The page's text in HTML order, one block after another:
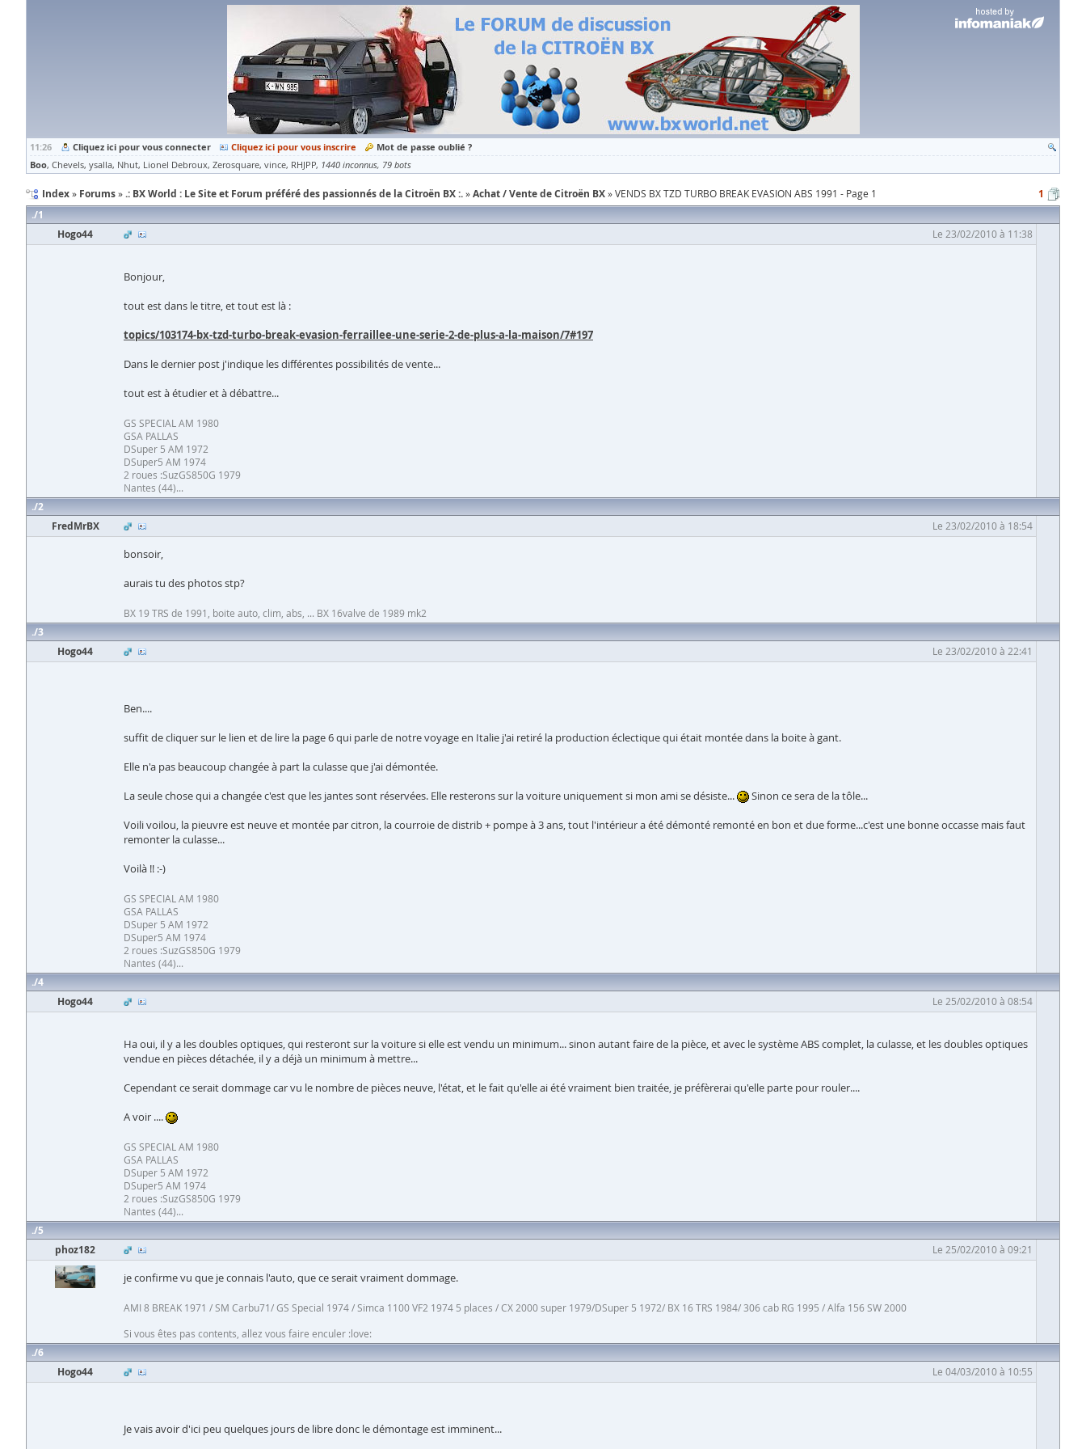
11:26 Cliquez ici pour vous connecter Cliquez ici pour vous inscrire
Mot de passe oublié ?
Boo Chevels ysalla Nhut Lionel Debroux Zerosquare vince RHJPP 1440 inconnus 79 bots
Index Forums .: BX World : Le Site et Forum préféré des passionnés de la Citroën BX :. Achat / Vente de Citroën BX VENDS BX TZD TURBO BREAK EVASION ABS 1991 - Page 1
1
1
Hogo44
Le 23/02/2010 à 11:38
Bonjour,
tout est dans le titre, et tout est là :
topics/103174-bx-tzd-turbo-break-evasion-ferraillee-une-serie-2-de-plus-a-la-maison/7#197
Dans le dernier post j'indique les différentes possibilités de vente...
tout est à étudier et à débattre...
GS SPECIAL AM 1980
GSA PALLAS
DSuper 5 AM 1972
DSuper5 AM 1974
2 roues :SuzGS850G 1979
Nantes (44)...
2
FredMrBX
Le 23/02/2010 à 18:54
bonsoir,
aurais tu des photos stp?
BX 19 TRS de 1991, boite auto, clim, abs, ... BX 16valve de 1989 mk2
3
Hogo44
Le 23/02/2010 à 22:41
Ben....
suffit de cliquer sur le lien et de lire la page 6 qui parle de notre voyage en Italie j'ai retiré la production éclectique qui était montée dans la boite à gant.
Elle n'a pas beaucoup changée à part la culasse que j'ai démontée.
La seule chose qui a changée c'est que les jantes sont réservées. Elle resterons sur la voiture uniquement si mon ami se désiste...
Sinon ce sera de la tôle...
Voili voilou, la pieuvre est neuve et montée par citron, la courroie de distrib + pompe à 3 ans, tout l'intérieur a été démonté remonté en bon et due forme...c'est une bonne occasse mais faut
remonter la culasse...
Voilà !! :-)
GS SPECIAL AM 1980
GSA PALLAS
DSuper 5 AM 1972
DSuper5 AM 1974
2 roues :SuzGS850G 1979
Nantes (44)...
4
Hogo44
Le 25/02/2010 à 08:54
Ha oui, il y a les doubles optiques, qui resteront sur la voiture si elle est vendu un minimum... sinon autant faire de la pièce, et avec le système ABS complet, la culasse, et les doubles optiques
vendue en pièces détachée, il y a déjà un minimum à mettre...
Cependant ce serait dommage car vu le nombre de pièces neuve, l'état, et le fait qu'elle ai été vraiment bien traitée, je préfèrerai qu'elle parte pour rouler....
A voir ....
GS SPECIAL AM 1980
GSA PALLAS
DSuper 5 AM 1972
DSuper5 AM 1974
2 roues :SuzGS850G 1979
Nantes (44)...
5
phoz182
Le 25/02/2010 à 09:21
je confirme vu que je connais l'auto, que ce serait vraiment dommage.
AMI 8 BREAK 1971 / SM Carbu71/ GS Special 1974 / Simca 1100 VF2 1974 5 places / CX 2000 super 1979/DSuper 5 1972/ BX 16 TRS 1984/ 306 cab RG 1995 / Alfa 156 SW 2000
Si vous êtes pas contents, allez vous faire enculer :love:
6
Hogo44
Le 04/03/2010 à 10:55
Je vais avoir d'ici peu quelques jours de libre donc le démontage est imminent...